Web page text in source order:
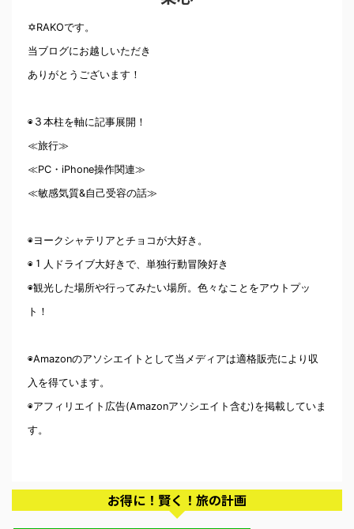
✡RAKOです。
当ブログにお越しいただき
ありがとうございます！
◉３本柱を軸に記事展開！
≪旅行≫
≪PC・iPhone操作関連≫
≪敏感気質&自己受容の話≫
◉ヨークシャテリアとチョコが大好き。
◉１人ドライブ大好きで、単独行動冒険好き
◉観光した場所や行ってみたい場所。色々なことをアウトプッ
ト！
◉Amazonのアソシエイトとして当メディアは適格販売により収
入を得ています。
◉アフィリエイト広告(Amazonアソシエイト含む)を掲載していま
す。
お得に！賢く！旅の計画